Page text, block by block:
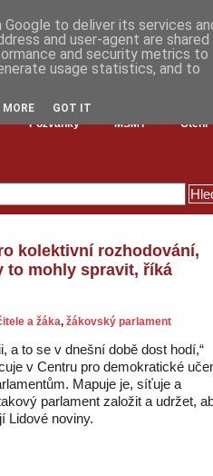
Pozvánky MŠMT Čtení
kolektivní rozhodování,
to mohly spravit, říká
a žáka, žákovský parlament
a to se v dnešní době dost hodí,“
v Centru pro demokratické
Mapuje je, síťuje a
parlament založit a udržet,
Lidové noviny.
to deliver its services
and user-agent are shared
and security metrics to
usage statistics, and to
MORE GOT IT